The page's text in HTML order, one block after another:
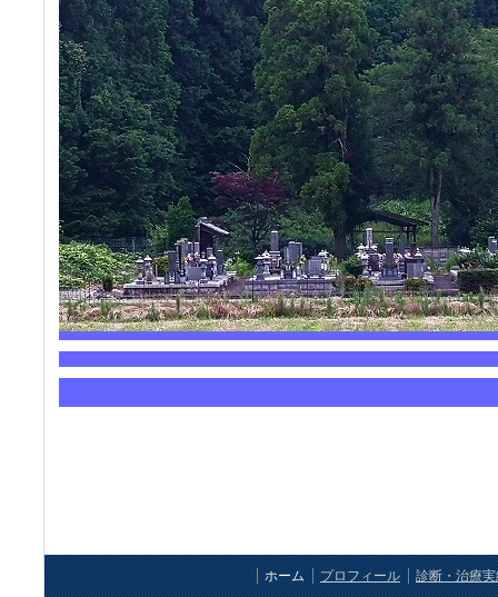
ホーム プロフィール 診断・治療